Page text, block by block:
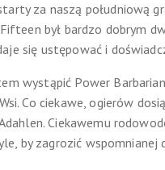
za naszą południową
był bardzo dobrym
się ustępować i
wystąpić Power
Co ciekawe, ogierów
Ciekawemu
by zagrozić